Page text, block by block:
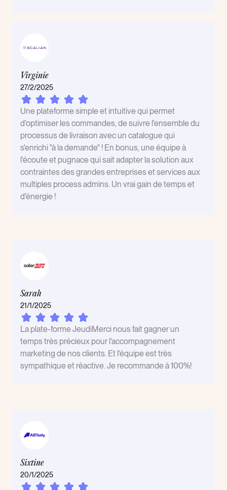
Virginie
27/2/2025
Une plateforme simple et intuitive qui permet
d'optimiser les commandes, de suivre l'ensemble du
processus de livraison avec un catalogue qui
s'enrichi "à la demande" ! En bonus, une équipe à
l'écoute et pugnace qui sait adapter la solution aux
contraintes des grandes entreprises et services aux
multiples process admins. Un vrai gain de temps et
d'énergie !
Sarah
21/1/2025
La plate-forme JeudiMerci nous fait gagner un
temps très précieux pour l'accompagnement
marketing de nos clients. Et l'équipe est très
sympathique et réactive. Je recommande à 100%!
Sixtine
20/1/2025